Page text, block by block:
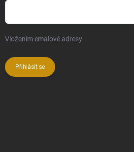
Vložením emalové adresy
Přihlásit se